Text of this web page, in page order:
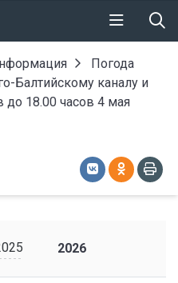
Погода
Балтийскому каналу и
до 18.00 часов 4 мая
2026